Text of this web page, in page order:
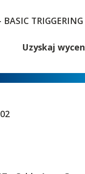
BASIC
Uzyskaj